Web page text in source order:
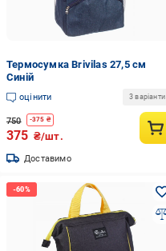
Термосумка Brivilas 27,5 см
Синій
оцінити 3 варіанти
750 -375 ₴
375 ₴/шт.
Доставимо